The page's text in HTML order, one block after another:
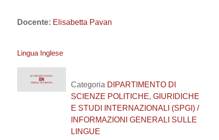
Docente: Elisabetta Pavan
Lingua Inglese
Categoria DIPARTIMENTO DI
SCIENZE POLITICHE, GIURIDICHE
E STUDI INTERNAZIONALI (SPGI) /
INFORMAZIONI GENERALI SULLE
LINGUE